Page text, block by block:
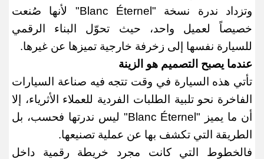
وتزداد ندرة نسخة "Blanc Éternel"
لأنها صُنعت
خصيصاً لعميل واحد، حيث تحوّل البناء الرقمي
للسيارة نفسها إلى زخرفة خارجية تميزها عن غيرها.
عندما يصبح التصميم هو الزينة
تأتي هذه السيارة في وقت تتجه فيه صناعة السيارات
الفاخرة نحو تلبية الطلبات الفردية للعملاء الأثرياء، إلا
أن ما يميز "Blanc Éternel"
ليس ندرتها فحسب، بل
الطريقة التي تكشف بها عن عملية تصنيعها.
فالخطوط التي كانت مجرد خريطة رقمية داخل